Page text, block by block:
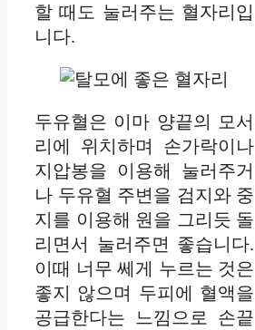
할 때도 눌러주는 혈자리입
니다.
두유혈은 이마 양끝의 모서
리에 위치하며 손가락이나
지압봉을 이용해 눌러주거
나 두유혈 주변을 검지와 중
지를 이용해 원을 그리듯 돌
리면서 눌러주면 좋습니다.
이때 너무 쎄게 누르는 것은
좋지 않으며 두피에 혈액을
공급한다는 느낌으로 손끝